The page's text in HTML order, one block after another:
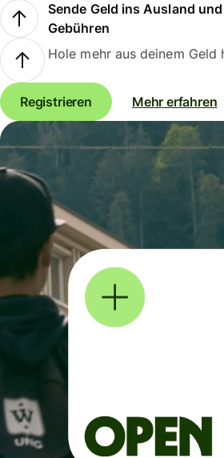
Sende Geld ins Ausland
Gebühren
Hole mehr aus deinem Geld
Registrieren Mehr erfahren